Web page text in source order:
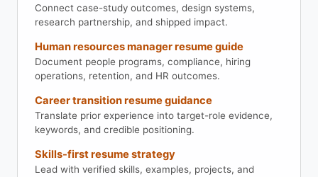
Connect case-study outcomes, design systems,
research partnership, and shipped impact.
Human resources manager resume guide
Document people programs, compliance, hiring
operations, retention, and HR outcomes.
Career transition resume guidance
Translate prior experience into target-role evidence,
keywords, and credible positioning.
Skills-first resume strategy
Lead with verified skills, examples, projects, and